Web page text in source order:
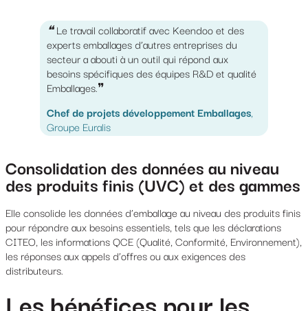
❝ Le travail collaboratif avec Keendoo et des
experts emballages d’autres entreprises du
secteur a abouti à un outil qui répond aux
besoins spécifiques des équipes R&D et qualité
Emballages.❞
Chef de projets développement Emballages,
Groupe Euralis
Consolidation des données au niveau
des produits finis (UVC) et des gammes
Elle consolide les données d’emballage au niveau des produits finis
pour répondre aux besoins essentiels, tels que les déclarations
CITEO, les informations QCE (Qualité, Conformité, Environnement),
les réponses aux appels d’offres ou aux exigences des
distributeurs.